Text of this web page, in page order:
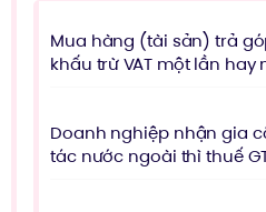
Mua hàng (tài sản) trả
khấu trừ VAT một lần hay
Doanh nghiệp nhận gia
tác nước ngoài thì thuế